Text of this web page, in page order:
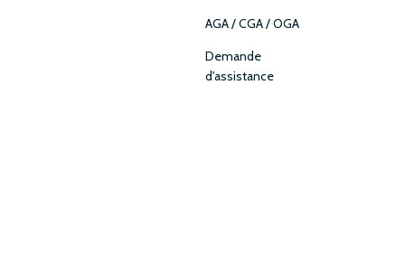
AGA / CGA / OGA
Demande
d'assistance